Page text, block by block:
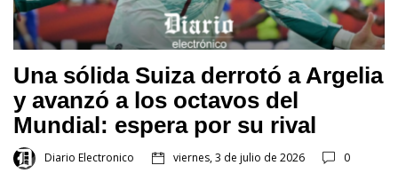
Una sólida Suiza derrotó a Argelia
y avanzó a los octavos del
Mundial: espera por su rival
Diario Electronico viernes, 3 de julio de 2026 0